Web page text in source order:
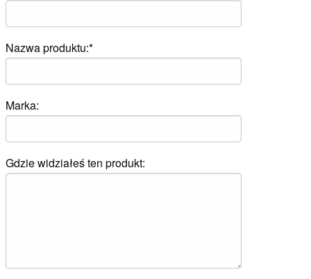
Nazwa produktu:*
Marka:
Gdzie widziałeś ten produkt: